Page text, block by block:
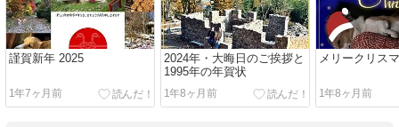
謹賀新年 2025
1年7ヶ月前
2024年・大晦日のご挨拶と
1995年の年賀状
1年8ヶ月前
メリークリス
1年8ヶ月前